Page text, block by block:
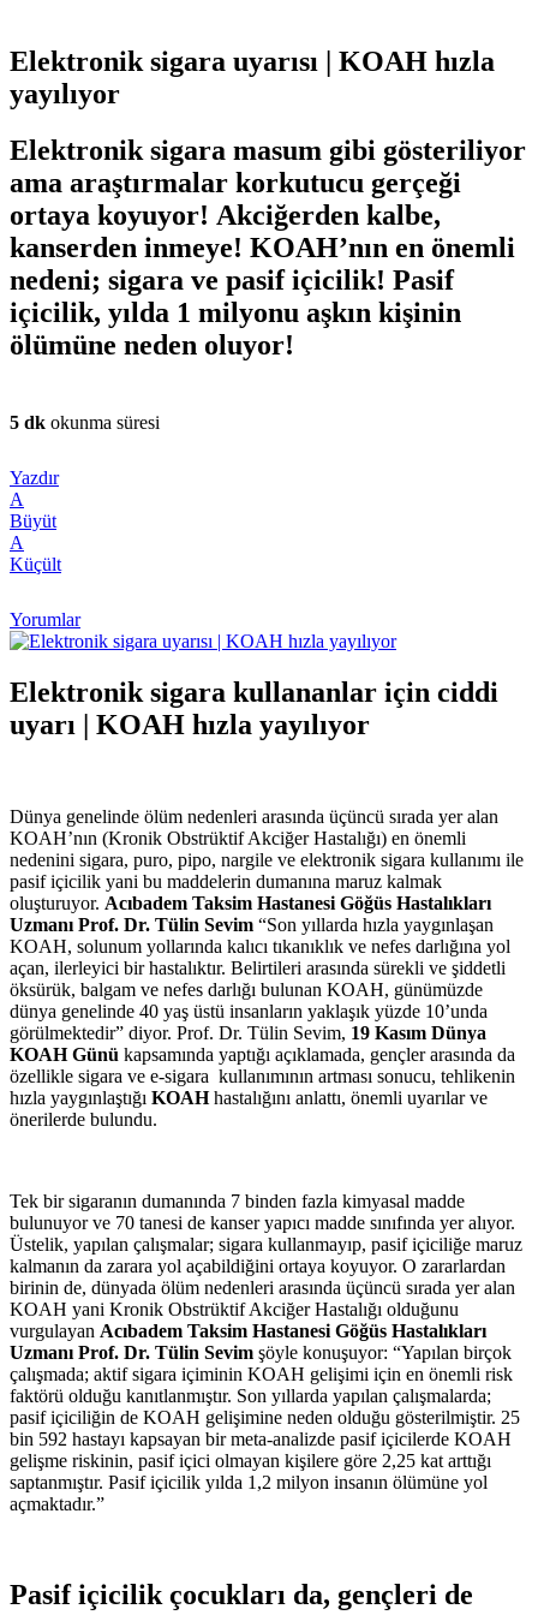
Elektronik sigara uyarısı | KOAH hızla
yayılıyor
Elektronik sigara masum gibi gösteriliyor
ama araştırmalar korkutucu gerçeği
ortaya koyuyor! Akciğerden kalbe,
kanserden inmeye! KOAH’nın en önemli
nedeni; sigara ve pasif içicilik! Pasif
içicilik, yılda 1 milyonu aşkın kişinin
ölümüne neden oluyor!
5 dk okunma süresi
Yazdır
A
Büyüt
A
Küçült
Yorumlar
Elektronik sigara kullananlar için ciddi
uyarı | KOAH hızla yayılıyor
Dünya genelinde ölüm nedenleri arasında üçüncü sırada yer alan
KOAH’nın (Kronik Obstrüktif Akciğer Hastalığı) en önemli
nedenini sigara, puro, pipo, nargile ve elektronik sigara kullanımı ile
pasif içicilik yani bu maddelerin dumanına maruz kalmak
oluşturuyor. Acıbadem Taksim Hastanesi Göğüs Hastalıkları
Uzmanı Prof. Dr. Tülin Sevim “Son yıllarda hızla yaygınlaşan
KOAH, solunum yollarında kalıcı tıkanıklık ve nefes darlığına yol
açan, ilerleyici bir hastalıktır. Belirtileri arasında sürekli ve şiddetli
öksürük, balgam ve nefes darlığı bulunan KOAH, günümüzde
dünya genelinde 40 yaş üstü insanların yaklaşık yüzde 10’unda
görülmektedir” diyor. Prof. Dr. Tülin Sevim, 19 Kasım Dünya
KOAH Günü kapsamında yaptığı açıklamada, gençler arasında da
özellikle sigara ve e-sigara kullanımının artması sonucu, tehlikenin
hızla yaygınlaştığı KOAHhastalığını anlattı, önemli uyarılar ve
önerilerde bulundu.
Tek bir sigaranın dumanında 7 binden fazla kimyasal madde
bulunuyor ve 70 tanesi de kanser yapıcı madde sınıfında yer alıyor.
Üstelik, yapılan çalışmalar; sigara kullanmayıp, pasif içiciliğe maruz
kalmanın da zarara yol açabildiğini ortaya koyuyor. O zararlardan
birinin de, dünyada ölüm nedenleri arasında üçüncü sırada yer alan
KOAH yani Kronik Obstrüktif Akciğer Hastalığı olduğunu
vurgulayan Acıbadem Taksim Hastanesi Göğüs Hastalıkları
Uzmanı Prof. Dr. Tülin Sevim şöyle konuşuyor: “Yapılan birçok
çalışmada; aktif sigara içiminin KOAH gelişimi için en önemli risk
faktörü olduğu kanıtlanmıştır. Son yıllarda yapılan çalışmalarda;
pasif içiciliğin de KOAH gelişimine neden olduğu gösterilmiştir. 25
bin 592 hastayı kapsayan bir meta-analizde pasif içicilerde KOAH
gelişme riskinin, pasif içici olmayan kişilere göre 2,25 kat arttığı
saptanmıştır. Pasif içicilik yılda 1,2 milyon insanın ölümüne yol
açmaktadır.”
Pasif içicilik çocukları da, gençleri de